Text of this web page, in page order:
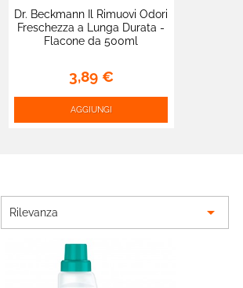
Dr. Beckmann Il Rimuovi Odori
Freschezza a Lunga Durata -
Flacone da 500ml
3,89 €
AGGIUNGI
Rilevanza 